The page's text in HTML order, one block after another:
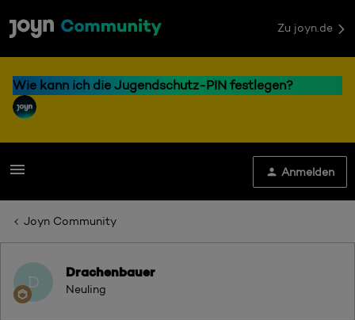
Zu joyn.de
Wie kann ich die Jugendschutz-PIN festlegen?
Anmelden
Joyn Community
D
Drachenbauer
Neuling